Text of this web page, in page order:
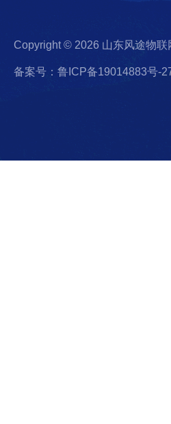
Copyright © 2026 山东风途物
备案号：鲁ICP备19014883号-